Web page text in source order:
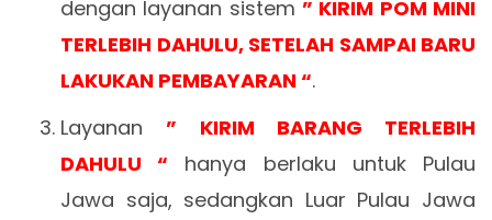
dengan layanan sistem ” KIRIM POM MINI
TERLEBIH DAHULU, SETELAH SAMPAI BARU
LAKUKAN PEMBAYARAN “.
Layanan ” KIRIM BARANG TERLEBIH
DAHULU “ hanya berlaku untuk Pulau
Jawa saja, sedangkan Luar Pulau Jawa